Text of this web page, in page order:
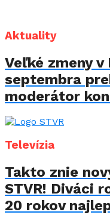
Aktuality
Veľké zmeny v
septembra
moderátor
Televízia
Takto znie
STVR! Diváci
20 rokov